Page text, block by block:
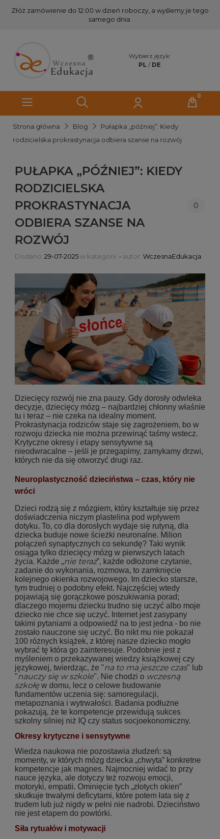
Złóż zamówienie do 12:00 w dzień roboczy, a wyślemy je tego
samego dnia.
Wybierz język:
PL / DE
Strona główna Blog
Pułapka „później”: Kiedy
rodzicielska prokrastynacja odbiera szanse na rozwój
PUŁAPKA „PÓŹNIEJ”: KIEDY
RODZICIELSKA
PROKRASTYNACJA
ODBIERA SZANSE NA
ROZWÓJ
0
Dodano: 29-07-2025w kategorii: - autor: WczesnaEdukacja
Dziecięcy rozwój nie zna pauzy. Gdy dorosły odwleka
decyzje, dziecięcy mózg – najbardziej chłonny właśnie
tu i teraz – nie czeka na idealny moment.
Prokrastynacja rodziców staje się zagrożeniem, bo w
rozwoju dziecka nie można przewinąć taśmy wstecz.
Krytyczne okresy i etapy sensytywne są
nieodwracalne – jeśli je przegapimy, zamykamy drzwi,
których nie da się otworzyć drugi raz.
Neuroplastyczność dzieciństwa – czas, który nie
wróci
Dzieci rodzą się z mózgiem, który kształtuje się przez
doświadczenia niczym plastelina pod wpływem
dotyku. To, co dla dorosłych wydaje się rutyną, dla
dziecka buduje nowe ścieżki neuronalne. Milion
połączeń synaptycznych co sekundę? Taki wynik
osiąga tylko dziecięcy mózg w pierwszych latach
życia. Każde „nie teraz”, każde odłożone czytanie,
zadanie do wykonania, rozmowa, to zamknięcie
kolejnego okienka rozwojowego. Im dziecko starsze,
tym trudniej o podobny efekt. Najczęściej wtedy
pojawiają się gorączkowe poszukiwania porad;
dlaczego mojemu dziecku trudno się uczyć albo moje
dziecko nie chce się uczyć. Internet jest zasypany
takimi pytaniami a odpowiedź na to jest jedna - bo nie
zostało nauczone się uczyć. Bo nikt mu nie pokazał
100 różnych książek, z której nasze dziecko mogło
wybrać tę która go zainteresuje. Podobnie jest z
myśleniem o przekazywanej wiedzy książkowej czy
językowej, twierdząc, że "na to ma jeszcze czas" lub
"nauczy się w szkole". Nie chodzi o wczesną
szkołę w domu, lecz o celowe budowanie
fundamentów uczenia się: samoregulacji,
metapoznania i wytrwałości. Badania podłużne
pokazują, że te kompetencje przewidują sukces
szkolny silniej niż IQ czy status socjoekonomiczny.
Okresy krytyczne i sensytywne
Wiedza naukowa nie pozostawia złudzeń: są
momenty, w których mózg dziecka „chwyta” konkretne
kompetencje jak magnes. Najmocniej widać to przy
nauce języka, ale dotyczy też rozwoju emocji,
motoryki, empatii. Ominięcie tych „złotych okien”
skutkuje trwałymi deficytami, które potem łata się z
trudem lub już nigdy w pełni nie nadrobi. Dzieciństwo
nie jest etapem do powtórki.
Siła rytuałów i motywacji